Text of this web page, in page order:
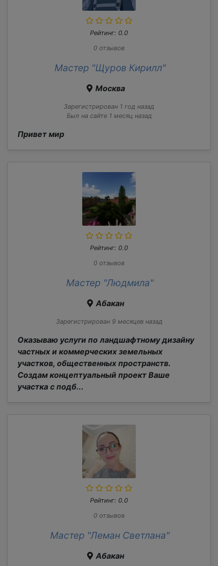
Рейтинг: 0.0
0 отзывов
Мастер "Щуров Кирилл"
Москва
Зарегистрирован 1 год назад
Был на сайте 1 месяц назад
Привет мир
Рейтинг: 0.0
0 отзывов
Мастер "Людмила"
Абакан
Зарегистрирован 9 месяцев назад
Оказываю услуги по ландшафтному дизайну
частных и коммерческих земельных
участков, общественных пространств.
Создам концептуальный проект Ваше
участка с подб...
Рейтинг: 0.0
0 отзывов
Мастер "Леман Светлана"
Абакан